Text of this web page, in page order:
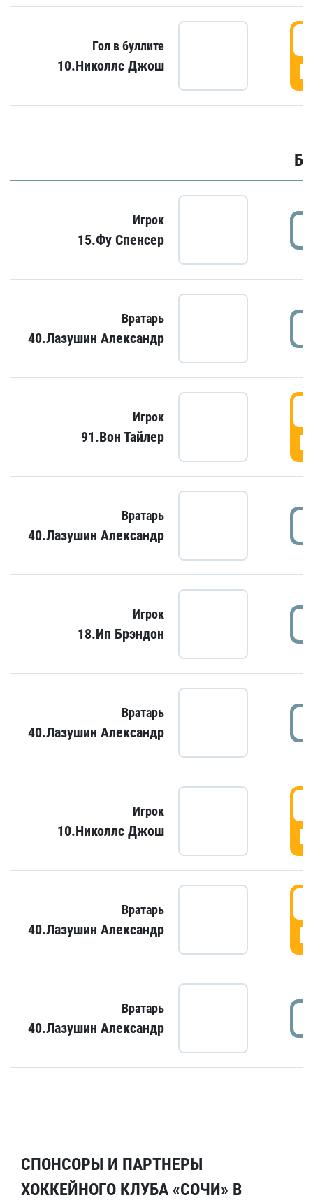
Гол в буллите
10.Николлс Джош
Игрок
15.Фу Спенсер
Вратарь
40.Лазушин Александр
Игрок
91.Вон Тайлер
Вратарь
40.Лазушин Александр
Игрок
18.Ип Брэндон
Вратарь
40.Лазушин Александр
Игрок
10.Николлс Джош
Вратарь
40.Лазушин Александр
Вратарь
40.Лазушин Александр
СПОНСОРЫ И ПАРТНЕРЫ
ХОККЕЙНОГО КЛУБА «СОЧИ» В